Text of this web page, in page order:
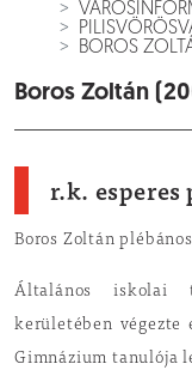
BOROS
Boros Zoltán
r.k. esperes
Boros Zoltán
Általános iskolai
kerületében végezte
Gimnázium tanulója